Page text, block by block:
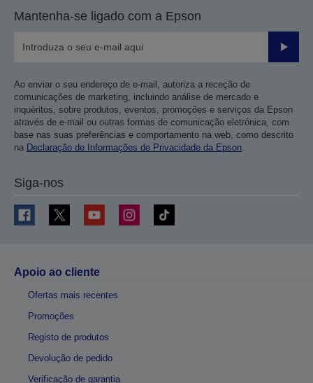
Mantenha-se ligado com a Epson
Enviar
Ao enviar o seu endereço de e-mail, autoriza a receção de
comunicações de marketing, incluindo análise de mercado e
inquéritos, sobre produtos, eventos, promoções e serviços da Epson
através de e-mail ou outras formas de comunicação eletrónica, com
base nas suas preferências e comportamento na web, como descrito
na Declaração de Informações de Privacidade da Epson.
Siga-nos
Apoio ao cliente
Ofertas mais recentes
Promoções
Registo de produtos
Devolução de pedido
Verificação de garantia